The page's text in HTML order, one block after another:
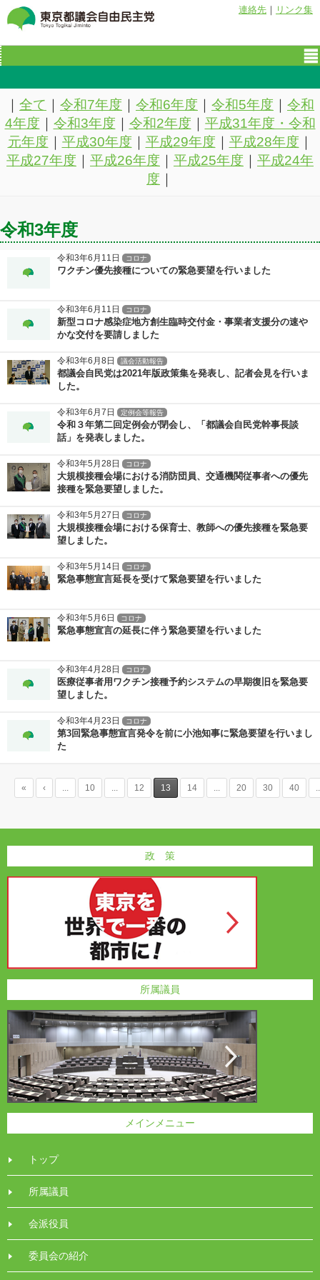
連絡先 ｜ リンク集
全て 令和7年度 令和6年度 令和5年度
令和
4年度
令和3年度 令和2年度
平成31年度・令和
元年度
平成30年度 平成29年度 平成28年度
平成27年度
平成26年度 平成25年度
平成24年
度
令和3年度
令和3年6月11日 コロナ
ワクチン優先接種についての緊急要望を行いました
令和3年6月11日 コロナ
新型コロナ感染症地方創生臨時交付金・事業者支援分の速や
かな交付を要請しました
令和3年6月8日 議会活動報告
都議会自民党は2021年版政策集を発表し、記者会見を行いま
した。
令和3年6月7日 定例会等報告
令和３年第二回定例会が閉会し、「都議会自民党幹事長談
話」を発表しました。
令和3年5月28日 コロナ
大規模接種会場における消防団員、交通機関従事者への優先
接種を緊急要望しました。
令和3年5月27日 コロナ
大規模接種会場における保育士、教師への優先接種を緊急要
望しました。
令和3年5月14日 コロナ
緊急事態宣言延長を受けて緊急要望を行いました
令和3年5月6日 コロナ
緊急事態宣言の延長に伴う緊急要望を行いました
令和3年4月28日 コロナ
医療従事者用ワクチン接種予約システムの早期復旧を緊急要
望しました。
令和3年4月23日 コロナ
第3回緊急事態宣言発令を前に小池知事に緊急要望を行いまし
た
« ‹ ... 10 ... 12 13 14 ... 20 30 40
政 策
所属議員
メインメニュー
トップ
所属議員
会派役員
委員会の紹介